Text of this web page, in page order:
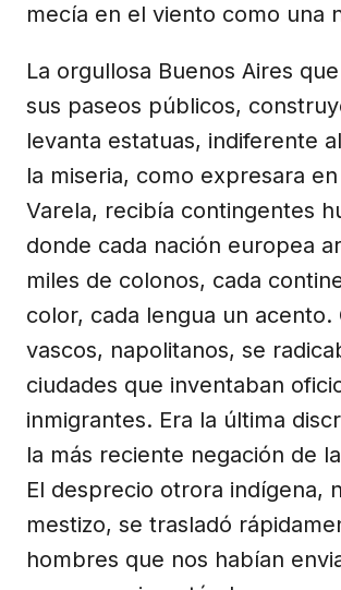
mecía en el viento como una
La orgullosa Buenos Aires
sus paseos públicos,
levanta estatuas, indiferente
la miseria, como expresara
Varela, recibía contingentes
donde cada nación europea
miles de colonos, cada
color, cada lengua un acento.
vascos, napolitanos, se
ciudades que inventaban
inmigrantes. Era la última
la más reciente negación de
El desprecio otrora indígena,
mestizo, se trasladó
hombres que nos habían